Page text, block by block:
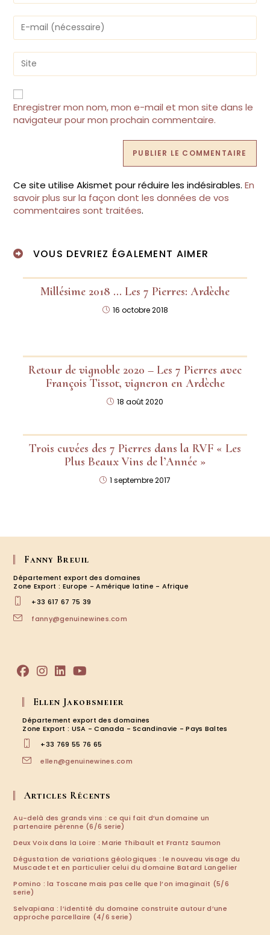
Enregistrer mon nom, mon e-mail et mon site dans le
navigateur pour mon prochain commentaire.
Ce site utilise Akismet pour réduire les indésirables.En
savoir plus sur la façon dont les données de vos
commentaires sont traitées.
VOUS DEVRIEZ ÉGALEMENT AIMER
Millésime 2018 … Les 7 Pierres: Ardèche
16 octobre 2018
Retour de vignoble 2020 – Les 7 Pierres avec
François Tissot, vigneron en Ardèche
18 août 2020
Trois cuvées des 7 Pierres dans la RVF « Les
Plus Beaux Vins de l’Année »
1 septembre 2017
Fanny Breuil
Département export des domaines
Zone Export : Europe - Amérique latine - Afrique
+33 617 67 75 39
fanny@genuinewines.com
Ellen Jakobsmeier
Département export des domaines
Zone Export : USA - Canada - Scandinavie - Pays Baltes
+33 769 55 76 65
ellen@genuinewines.com
Articles Récents
Au-delà des grands vins : ce qui fait d’un domaine un
partenaire pérenne (6/6 serie)
Deux Voix dans la Loire : Marie Thibault et Frantz Saumon
Dégustation de variations géologiques : le nouveau visage du
Muscadet et en particulier celui du domaine Batard Langelier
Pomino : la Toscane mais pas celle que l’on imaginait (5/6
serie)
Selvapiana : l’identité du domaine construite autour d’une
approche parcellaire (4/6 serie)